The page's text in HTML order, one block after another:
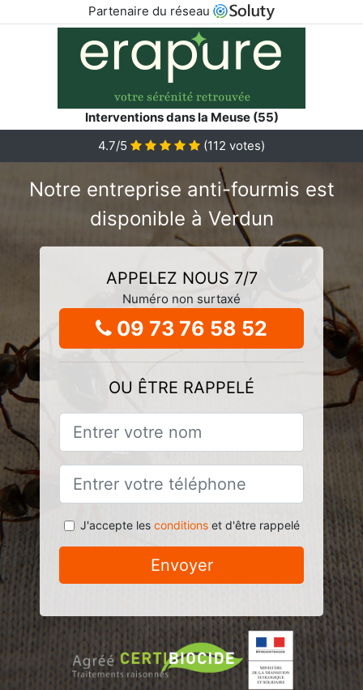
Partenaire du réseau
Interventions dans la Meuse (55)
4.7/5
(112 votes)
Notre entreprise anti-fourmis est
disponible à Verdun
APPELEZ NOUS 7/7
Numéro non surtaxé
09 73 76 58 52
OU ÊTRE RAPPELÉ
J'accepte les conditionset d'être rappelé
Envoyer